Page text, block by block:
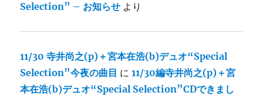
Selection” – お知らせ より
11/30 寺井尚之(p)＋宮本在浩(b)デュオ“Special
Selection”今夜の曲目 に11/30編寺井尚之(p)＋宮
本在浩(b)デュオ“Special Selection”CDできまし